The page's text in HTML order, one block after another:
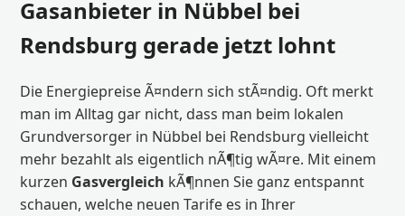
Gasanbieter in Nübbel bei
Rendsburg gerade jetzt lohnt
Die Energiepreise Ã¤ndern sich stÃ¤ndig. Oft merkt
man im Alltag gar nicht, dass man beim lokalen
Grundversorger in Nübbel bei Rendsburg vielleicht
mehr bezahlt als eigentlich nÃ¶tig wÃ¤re. Mit einem
kurzen Gasvergleich kÃ¶nnen Sie ganz entspannt
schauen, welche neuen Tarife es in Ihrer